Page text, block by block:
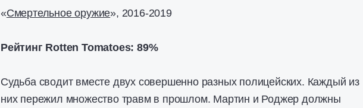
«Смертельное оружие», 2016-2019
Рейтинг Rotten Tomatoes: 89%
Судьба сводит вместе двух совершенно разных полицейских. Каждый из
них пережил множество травм в прошлом. Мартин и Роджер должны